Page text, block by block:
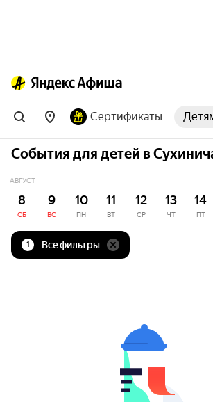
Сертификаты
События для детей в
АВГУСТ
8
СБ
9
ВС
10
ПН
11
ВТ
12
СР
13
ЧТ
14
ПТ
1 Все фильтры